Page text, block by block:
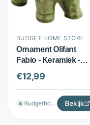
BUDGET HOME STORE
Ornament Olifant
Fabio - Keramiek -
Opgeheven slurf -
Groen - Budget Home
Store
€12,99
B Budgethomestore Bekijk